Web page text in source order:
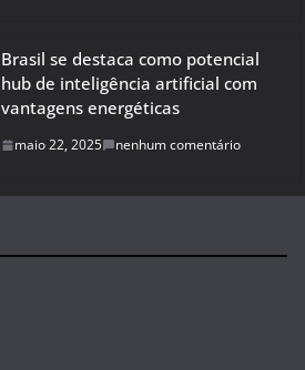
Brasil se destaca como potencial
hub de inteligência artificial com
vantagens energéticas
maio 22, 2025 nenhum comentário